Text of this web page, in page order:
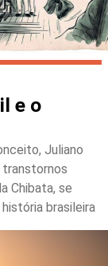
e o
Juliano
Chibata, se
brasileira